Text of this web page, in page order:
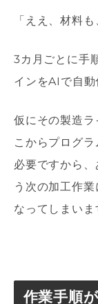
「ええ、材料
3カ月ごとに手
インをAI で自動
仮にその製造
こからプログ
必要ですから
う次の加工作
なってしまいま
作業手順